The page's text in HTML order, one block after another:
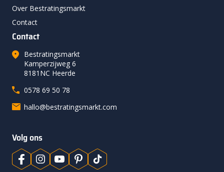
Over Bestratingsmarkt
Contact
Contact
Bestratingsmarkt
Kamperzijweg 6
8181NC Heerde
0578 69 50 78
hallo@bestratingsmarkt.com
Volg ons